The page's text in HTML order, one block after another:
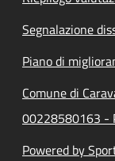
Segnalazione
Piano di
Comune di
00228580163 -
Powered by